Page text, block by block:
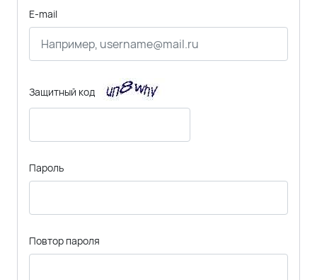
E-mail
Защитный код
Пароль
Повтор пароля